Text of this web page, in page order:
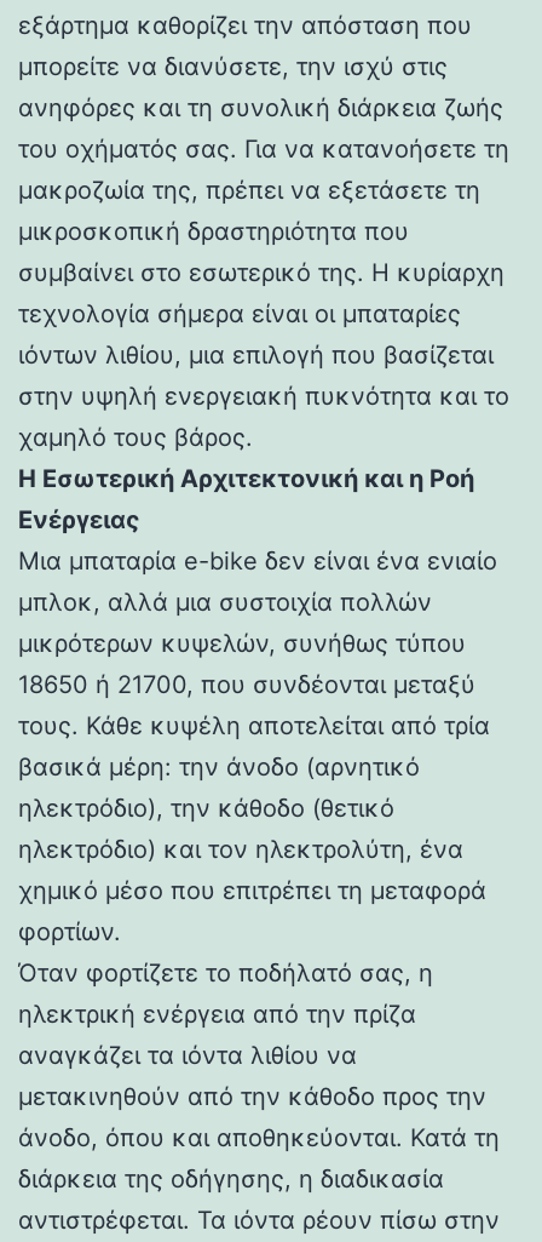
εξάρτημα καθορίζει την απόσταση που
μπορείτε να διανύσετε, την ισχύ στις
ανηφόρες και τη συνολική διάρκεια ζωής
του οχήματός σας. Για να κατανοήσετε τη
μακροζωία της, πρέπει να εξετάσετε τη
μικροσκοπική δραστηριότητα που
συμβαίνει στο εσωτερικό της. Η κυρίαρχη
τεχνολογία σήμερα είναι οι μπαταρίες
ιόντων λιθίου, μια επιλογή που βασίζεται
στην υψηλή ενεργειακή πυκνότητα και το
χαμηλό τους βάρος.
Η Εσωτερική Αρχιτεκτονική και η Ροή
Ενέργειας
Μια μπαταρία e-bike δεν είναι ένα ενιαίο
μπλοκ, αλλά μια συστοιχία πολλών
μικρότερων κυψελών, συνήθως τύπου
18650 ή 21700, που συνδέονται μεταξύ
τους. Κάθε κυψέλη αποτελείται από τρία
βασικά μέρη: την άνοδο (αρνητικό
ηλεκτρόδιο), την κάθοδο (θετικό
ηλεκτρόδιο) και τον ηλεκτρολύτη, ένα
χημικό μέσο που επιτρέπει τη μεταφορά
φορτίων.
Όταν φορτίζετε το ποδήλατό σας, η
ηλεκτρική ενέργεια από την πρίζα
αναγκάζει τα ιόντα λιθίου να
μετακινηθούν από την κάθοδο προς την
άνοδο, όπου και αποθηκεύονται. Κατά τη
διάρκεια της οδήγησης, η διαδικασία
αντιστρέφεται. Τα ιόντα ρέουν πίσω στην